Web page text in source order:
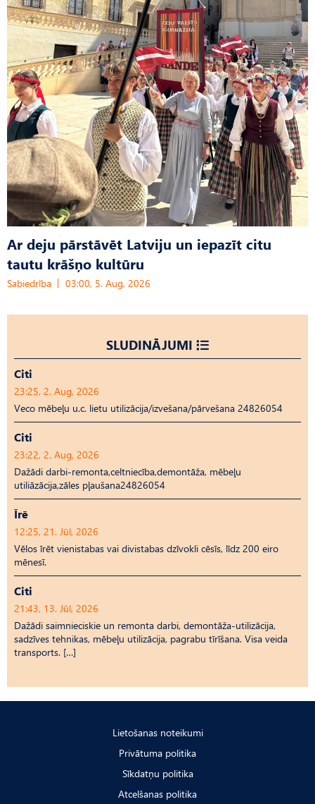
Ar deju pārstāvēt Latviju un iepazīt citu
tautu krāšņo kultūru
Sabiedrība 03:00, 5. Aug, 2026
SLUDINĀJUMI
Citi
23:25, 2. Aug, 2026
Veco mēbeļu u.c. lietu utilizācija/izvešana/pārvešana 24826054
Citi
23:22, 2. Aug, 2026
Dažādi darbi-remonta,celtniecība,demontāža, mēbeļu
utiliāzācija,zāles pļaušana24826054
Īrē
12:25, 21. Jūl, 2026
Vēlos īrēt vienistabas vai divistabas dzīvokli cēsīs, līdz 200 eiro
mēnesī.
Citi
21:43, 13. Jūl, 2026
Dažādi saimnieciskie un remonta darbi, demontāža-utilizācija,
sadzīves tehnikas, mēbeļu utilizācija, pagrabu tīrīšana. Visa veida
transports. […]
Lietošanas noteikumi
Privātuma politika
Sīkdatņu politika
Atcelšanas politika